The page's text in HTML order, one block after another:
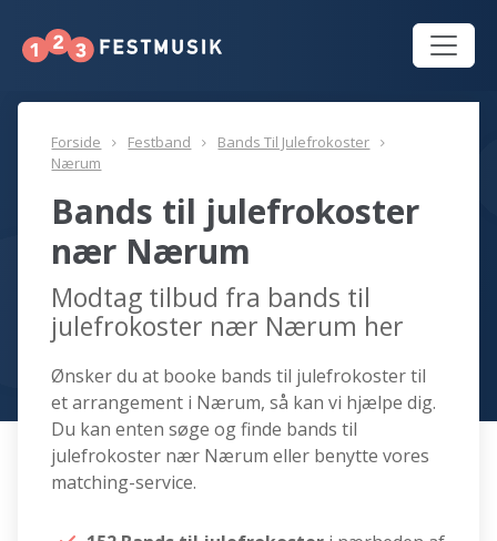
Forside Festband
Bands Til Julefrokoster
Nærum
Bands til julefrokoster
nær Nærum
Modtag tilbud fra bands til
julefrokoster nær Nærum her
Ønsker du at booke bands til julefrokoster til
et arrangement i Nærum, så kan vi hjælpe dig.
Du kan enten søge og finde bands til
julefrokoster nær Nærum eller benytte vores
matching-service.